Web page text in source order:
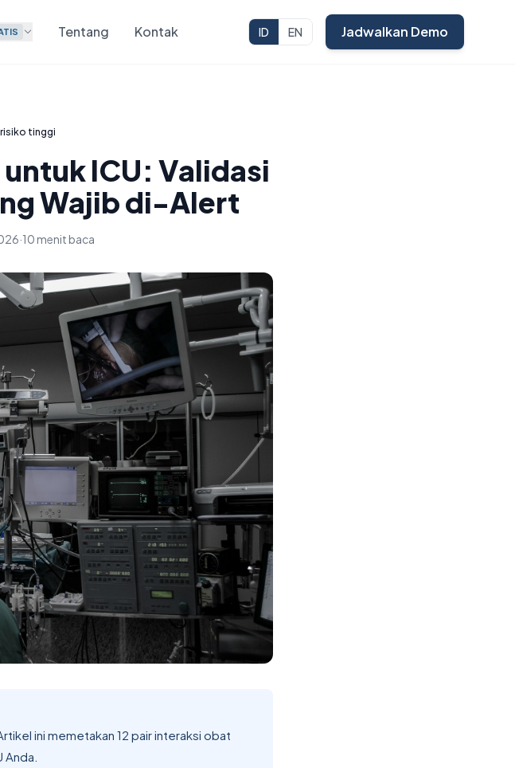
Tentang Kontak ID EN Jadwalkan Demo
tinggi
ICU: Validasi
Wajib di-Alert
·10 menit baca
ini memetakan 12 pair interaksi obat